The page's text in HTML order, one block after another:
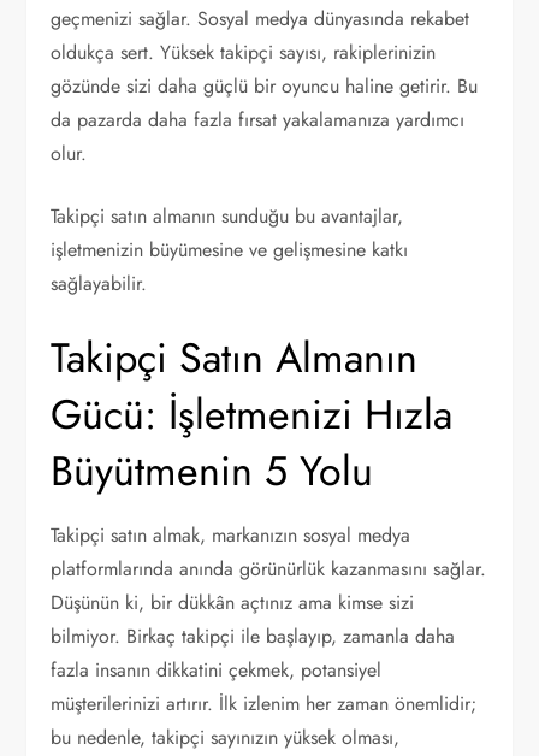
geçmenizi sağlar. Sosyal medya dünyasında rekabet
oldukça sert. Yüksek takipçi sayısı, rakiplerinizin
gözünde sizi daha güçlü bir oyuncu haline getirir. Bu
da pazarda daha fazla fırsat yakalamanıza yardımcı
olur.
Takipçi satın almanın sunduğu bu avantajlar,
işletmenizin büyümesine ve gelişmesine katkı
sağlayabilir.
Takipçi Satın Almanın
Gücü: İşletmenizi Hızla
Büyütmenin 5 Yolu
Takipçi satın almak, markanızın sosyal medya
platformlarında anında görünürlük kazanmasını sağlar.
Düşünün ki, bir dükkân açtınız ama kimse sizi
bilmiyor. Birkaç takipçi ile başlayıp, zamanla daha
fazla insanın dikkatini çekmek, potansiyel
müşterilerinizi artırır. İlk izlenim her zaman önemlidir;
bu nedenle, takipçi sayınızın yüksek olması,